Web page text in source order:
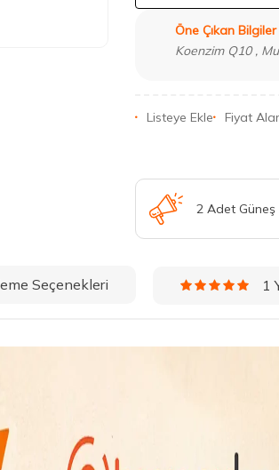
Öne Çıkan Bilgiler
Koenzim Q10 ,
Listeye Ekle Fiyat
2 Adet
Seçenekleri 1